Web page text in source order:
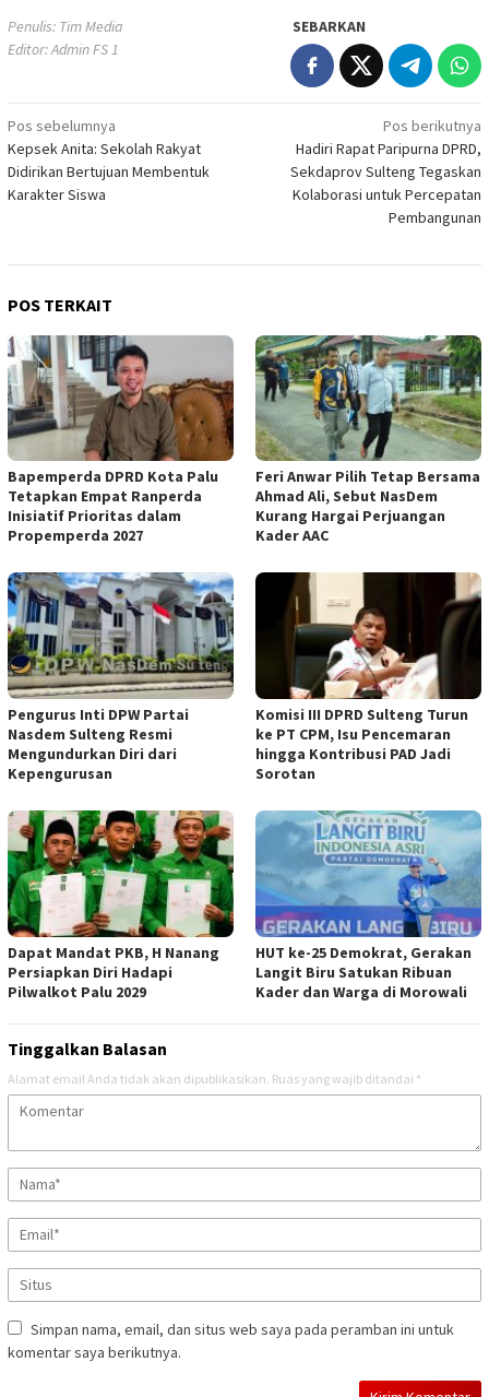
Penulis: Tim Media
Editor: Admin FS 1
SEBARKAN
Navigasi
pos
Pos sebelumnya
Kepsek Anita: Sekolah Rakyat
Didirikan Bertujuan Membentuk
Karakter Siswa
Pos berikutnya
Hadiri Rapat Paripurna DPRD,
Sekdaprov Sulteng Tegaskan
Kolaborasi untuk Percepatan
Pembangunan
POS TERKAIT
Bapemperda DPRD Kota Palu
Tetapkan Empat Ranperda
Inisiatif Prioritas dalam
Propemperda 2027
Feri Anwar Pilih Tetap Bersama
Ahmad Ali, Sebut NasDem
Kurang Hargai Perjuangan
Kader AAC
Pengurus Inti DPW Partai
Nasdem Sulteng Resmi
Mengundurkan Diri dari
Kepengurusan
Komisi III DPRD Sulteng Turun
ke PT CPM, Isu Pencemaran
hingga Kontribusi PAD Jadi
Sorotan
Dapat Mandat PKB, H Nanang
Persiapkan Diri Hadapi
Pilwalkot Palu 2029
HUT ke-25 Demokrat, Gerakan
Langit Biru Satukan Ribuan
Kader dan Warga di Morowali
Tinggalkan Balasan
Alamat email Anda tidak akan dipublikasikan. Ruas yang wajib ditandai *
Simpan nama, email, dan situs web saya pada peramban ini untuk
komentar saya berikutnya.